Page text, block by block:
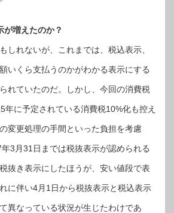
が増えたのか？
しれないが、これまでは、税込表示、
いくら支払うのかがわかる表示にする
れていたのだ。しかし、今回の消費税
年に予定されている消費税10%化も控え
変更処理の手間といった負担を考慮
3月31日までは税抜表示が認められる
抜き表示にしたほうが、安い値段で表
に伴い4月1日から税抜表示と税込表示
異なっている状況が生じたわけであ